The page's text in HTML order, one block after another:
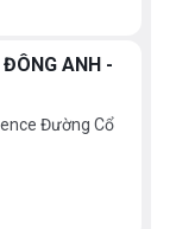
ANH -
Đường Cổ